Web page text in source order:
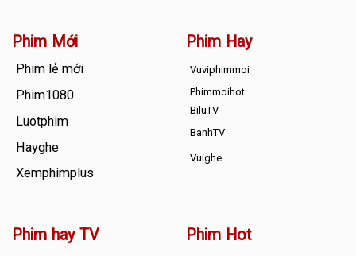
Phim Mới
Phim lẻ mới
Phim1080
Luotphim
Hayghe
Xemphimplus
Phim Hay
Vuviphimmoi
Phimmoihot
BiluTV
BanhTV
Vuighe
Phim hay TV Phim Hot